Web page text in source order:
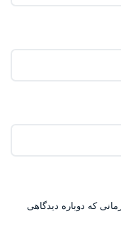
که دوباره دیدگاهی